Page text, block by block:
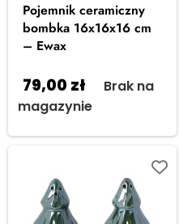
Pojemnik ceramiczny
bombka 16x16x16 cm
– Ewax
79,00 zł
Brak na
magazynie